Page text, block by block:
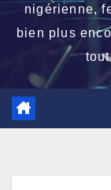
nigérienne,
bien plus